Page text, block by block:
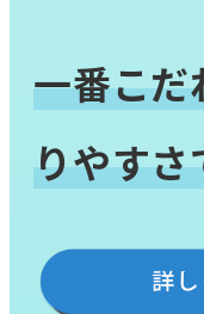
一番こだ
りやすさ